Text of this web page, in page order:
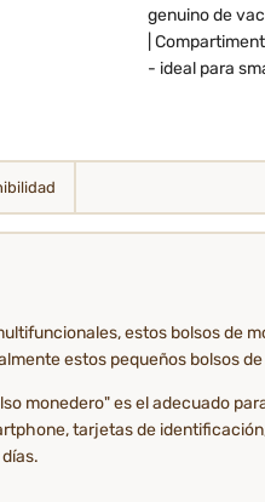
genuino de
|
- ideal para
estos bolsos de
estos pequeños bolsos de
monedero" es el adecuado
tarjetas de